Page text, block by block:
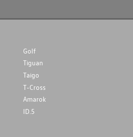
Golf
Tiguan
Taigo
T-Cross
Amarok
ID.5